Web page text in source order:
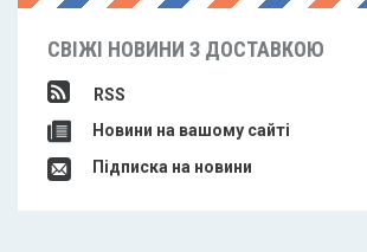
СВІЖІ НОВИНИ З ДОСТАВКОЮ
RSS
Новини на вашому сайті
Підписка на новини